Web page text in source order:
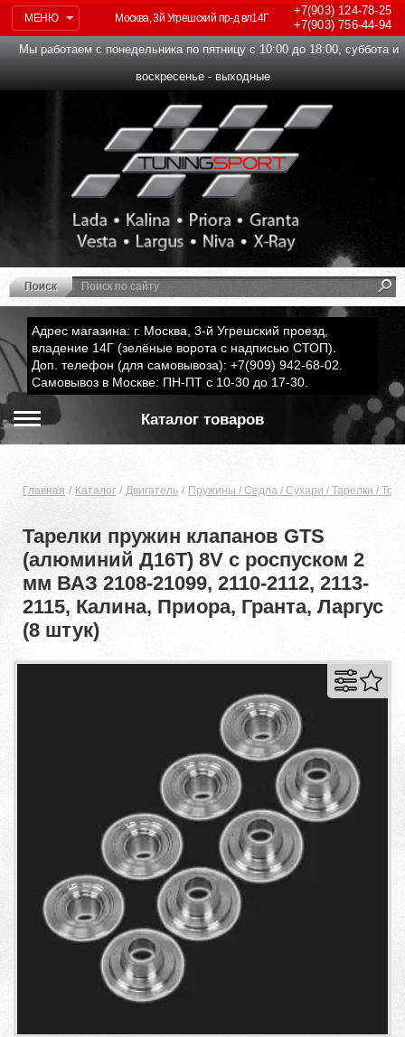
МЕНЮ
+7(903)124-78-25
+7(903)756-44-94
Москва, 3й Угрешский пр-д вл14Г
Мы работаем с понедельника по пятницу с 10:00 до 18:00, суббота и
воскресенье - выходные
Адрес магазина: г. Москва, 3-й Угрешский проезд,
владение 14Г (зелёные ворота с надписью СТОП).
Доп. телефон (для самовывоза): +7(909) 942-68-02.
Самовывоз в Москве: ПН-ПТ с 10-30 до 17-30.
Каталог товаров
Главная Каталог Двигатель Пружины / Cедла / Сухари / Тарелки /
Тарелки пружин клапанов GTS
(алюминий Д16Т) 8V с роспуском 2
мм ВАЗ 2108-21099, 2110-2112, 2113-
2115, Калина, Приора, Гранта, Ларгус
(8 штук)